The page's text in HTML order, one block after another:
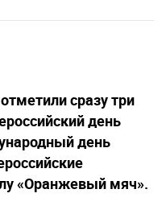
сразу три
день
день
«Оранжевый мяч».